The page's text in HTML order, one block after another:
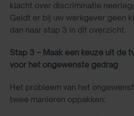
klacht over discriminatie
Geldt er bij uw werkgever geen
dan naar stap 3 in dit overzicht.
Stap 3 – Maak een keuze uit de
voor het ongewenste gedrag
Het probleem van het
twee manieren oppakken: